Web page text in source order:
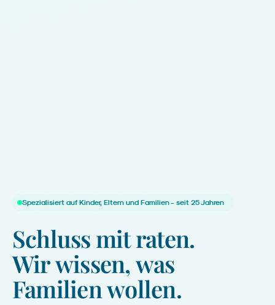
Spezialisiert auf Kinder, Eltern und Familien - seit 25 Jahren
Schlussmitraten.
Wirwissen,was
Familienwollen.